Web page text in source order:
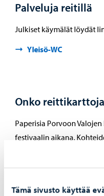
Tämä sivusto käyttää
Palveluja reitillä
Julkiset käymälät löydät
Yleisö-WC
Onko
Paperisia Porvoon
festivaalin aikana.
CityNomadi